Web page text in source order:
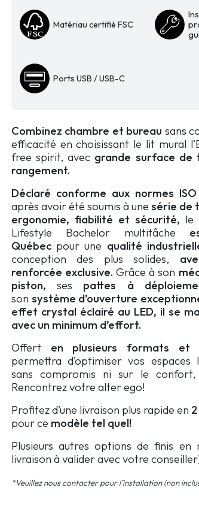
Free
Spirit
avec
Matériau certifié FSC
Ports USB / USB-C
Combinez chambre et bureau sans
efficacité en choisissant le lit mural
free spirit, avec grande surface de
rangement.
Déclaré conforme aux normes ISO
après avoir été soumis à une série de
ergonomie, fiabilité et sécurité, le
Lifestyle Bachelor multitâche
Québecpour une qualité
conception des plus solides,
renforcée exclusive. Grâce à son
piston,ses pattes à
son système d’ouverture
effet crystal éclairé au LED, il se
avec un minimum d’effort.
Offert en plusieurs formats et
permettra d’optimiser vos espaces
sans compromis ni sur le
Rencontrez votre alter ego!
Profitez d’une livraison plus rapide en
pour ce modèle tel quel!
Plusieurs autres options de finis en
livraison à valider avec votre
*Veuillez nous contacter pour l’installation (non